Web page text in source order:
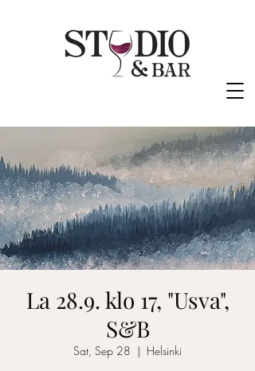
La 28.9. klo 17, "Usva",
S&B
Sat, Sep 28
  |
Helsinki